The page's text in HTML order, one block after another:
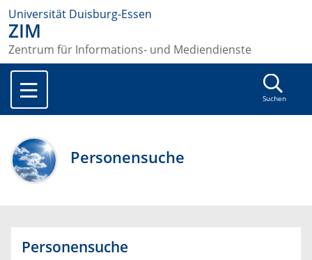
Universität Duisburg-Essen
ZIM
Zentrum für Informations- und Mediendienste
Suchen
Personensuche
Personensuche